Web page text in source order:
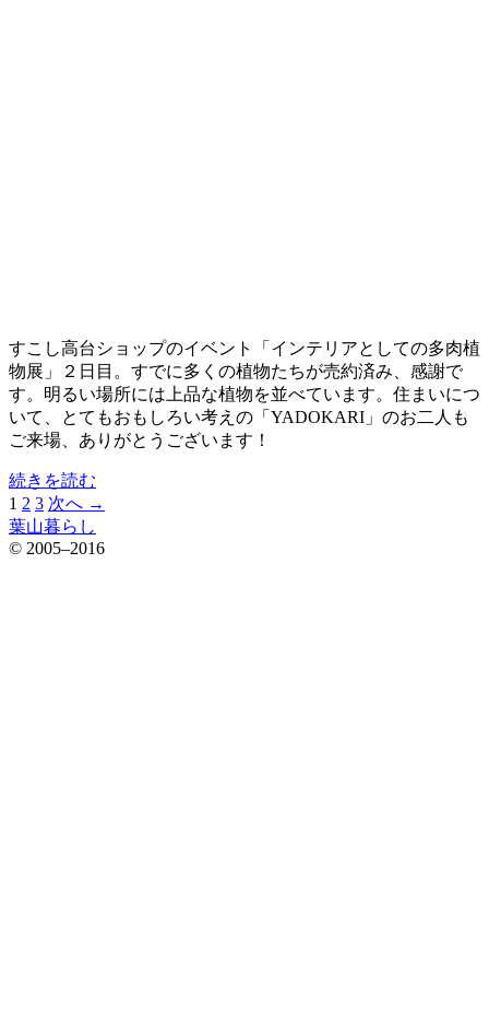
すこし高台ショップのイベント「インテリアとしての多肉植
物展」２日目。すでに多くの植物たちが売約済み、感謝で
す。明るい場所には上品な植物を並べています。住まいにつ
いて、とてもおもしろい考えの「YADOKARI」のお二人も
ご来場、ありがとうございます！
続きを読む
投
稿
1 2 3 次へ →
葉山暮らし
© 2005–2016